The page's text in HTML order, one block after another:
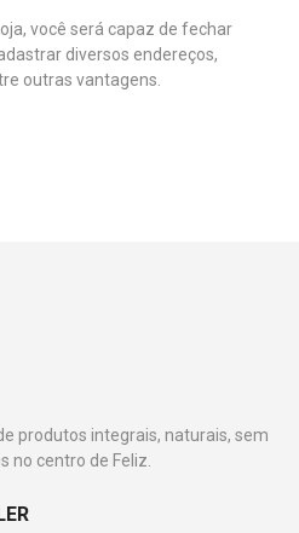
você será capaz de fechar
diversos endereços,
outras vantagens.
produtos integrais, naturais, sem
no centro de Feliz.